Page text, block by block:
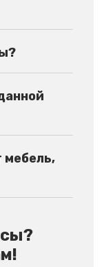
мебель,